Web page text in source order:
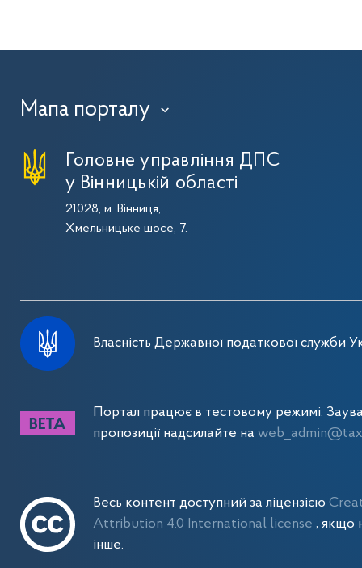
Мапа порталу ›
Головне управління ДПС
у Вінницькій області
21028, м. Вінниця,
Хмельницьке шосе, 7.
Власність Державної податкової служби
Портал працює в тестовому режимі.
пропозиції надсилайте на
Весь контент доступний за ліцензією
Attribution 4.0 International license , якщо
інше.